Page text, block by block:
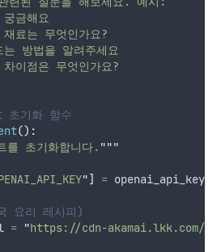
금해요
료는 무엇인가요?
방법을 알려주세요
이점은 무엇인가요?
초기화 함수
():
를 초기화합니다. """
"] = openai_api_key
요리 레시피)
= "https://cdn-akamai.lkk.com/-/